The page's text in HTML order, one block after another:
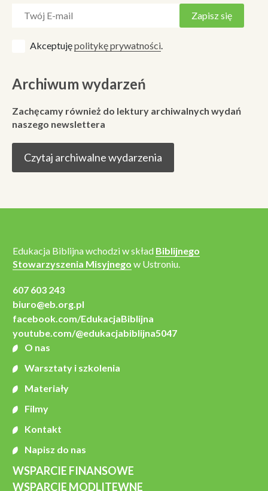
Akceptujępolitykę prywatności.
Archiwum wydarzeń
Zachęcamy również do lektury archiwalnych wydań
naszego newslettera
Czytaj archiwalne wydarzenia
Edukacja Biblijna wchodzi w skład Biblijnego
Stowarzyszenia Misyjnego w Ustroniu.
607 603 243
biuro@eb.org.pl
facebook.com/EdukacjaBiblijna
youtube.com/@edukacjabiblijna5047
O nas
Warsztaty i szkolenia
Materiały
Filmy
Kontakt
Napisz do nas
WSPARCIE FINANSOWE
WSPARCIE MODLITEWNE